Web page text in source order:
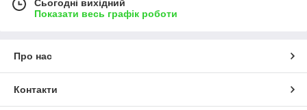
Сьогодні вихідний
Показати весь графік роботи
Про нас
Контакти